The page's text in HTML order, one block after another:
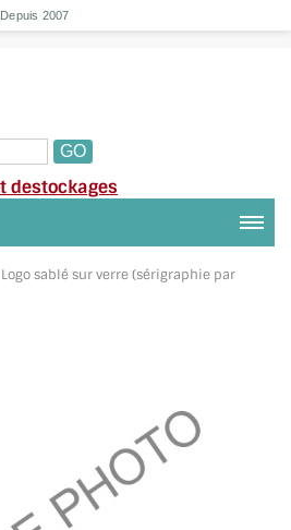
2007
destockages
M2
sablé sur verre (sérigraphie par